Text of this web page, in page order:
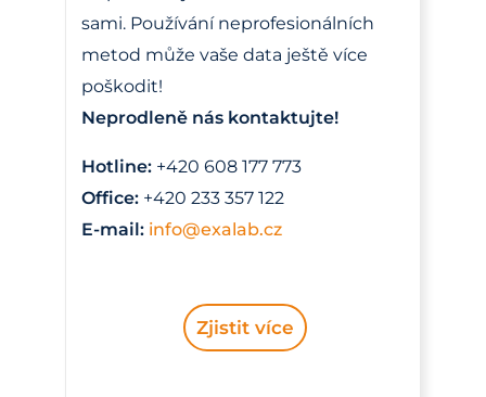
sami. Používání neprofesionálních
metod může vaše data ještě více
poškodit!
Neprodleně nás kontaktujte!
Hotline: +420 608 177 773
Office: +420 233 357 122
E-mail: info@exalab.cz
Zjistit více